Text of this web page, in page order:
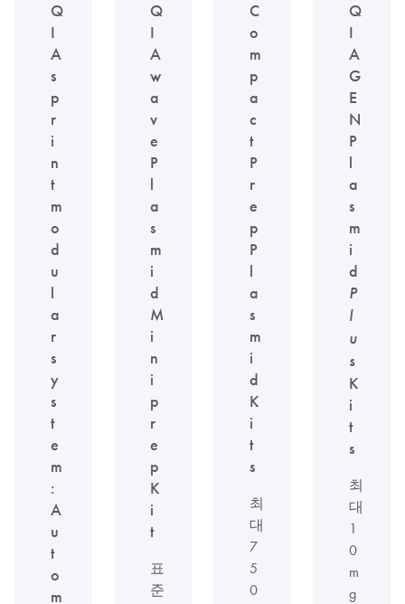
Q
I
A
s
p
r
i
n
t
m
o
d
u
l
a
r
s
y
s
t
e
m
:
A
u
t
o
m
Q
I
A
w
a
v
e
P
l
a
s
m
i
d
M
i
n
i
p
r
e
p
K
i
t
표
준
C
o
m
p
a
c
t
P
r
e
p
P
l
a
s
m
i
d
K
i
t
s
최
대
7
5
0
Q
I
A
G
E
N
P
l
a
s
m
i
d
P
l
u
s
K
i
t
s
최
대
1
0
m
g